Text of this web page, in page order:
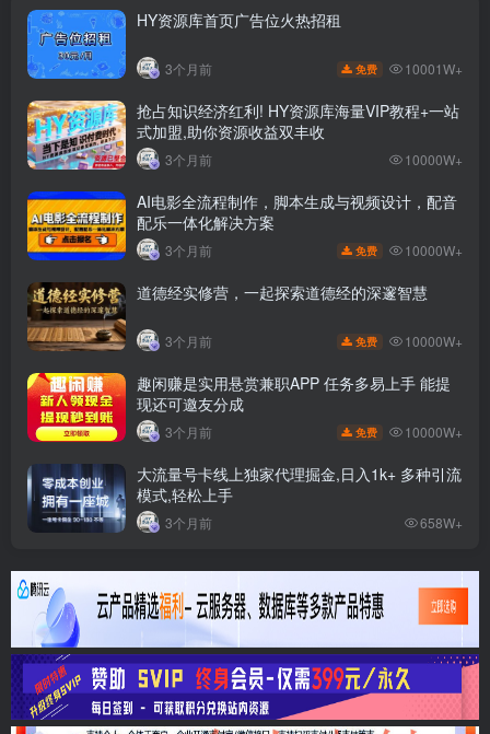
HY资源库首页广告位火热招租
3个月前 免费 10001W+
抢占知识经济红利! HY资源库海量VIP教程+一站
式加盟,助你资源收益双丰收
3个月前 10000W+
AI电影全流程制作，脚本生成与视频设计，配音
配乐一体化解决方案
3个月前 免费 10000W+
道德经实修营，一起探索道德经的深邃智慧
3个月前 免费 10000W+
趣闲赚是实用悬赏兼职APP 任务多易上手 能提
现还可邀友分成
3个月前 免费 10000W+
大流量号卡线上独家代理掘金,日入1k+ 多种引流
模式,轻松上手
3个月前 658W+